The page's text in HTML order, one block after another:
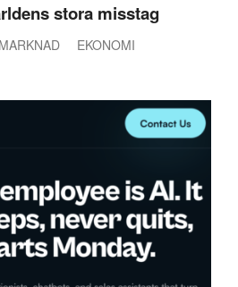
stora misstag
EKONOMI